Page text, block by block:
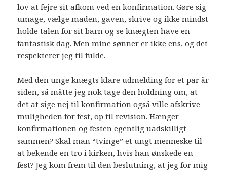
lov at fejre sit afkom ved en konfirmation. Gøre sig
umage, vælge maden, gaven, skrive og ikke mindst
holde talen for sit barn og se knægten have en
fantastisk dag. Men mine sønner er ikke ens, og det
respekterer jeg til fulde.
Med den unge knægts klare udmelding for et par år
siden, så måtte jeg nok tage den holdning om, at
det at sige nej til konfirmation også ville afskrive
muligheden for fest, op til revision. Hænger
konfirmationen og festen egentlig uadskilligt
sammen? Skal man “tvinge” et ungt menneske til
at bekende en tro i kirken, hvis han ønskede en
fest? Jeg kom frem til den beslutning, at jeg for mig